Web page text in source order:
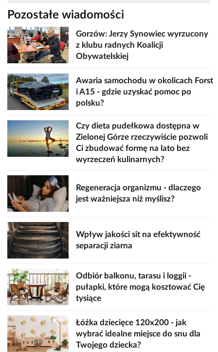
Pozostałe wiadomości
Gorzów: Jerzy Synowiec wyrzucony
z klubu radnych Koalicji
Obywatelskiej
Awaria samochodu w okolicach Forst
i A15 - gdzie uzyskać pomoc po
polsku?
Czy dieta pudełkowa dostępna w
Zielonej Górze rzeczywiście pozwoli
Ci zbudować formę na lato bez
wyrzeczeń kulinarnych?
Regeneracja organizmu - dlaczego
jest ważniejsza niż myślisz?
Wpływ jakości sit na efektywność
separacji ziarna
Odbiór balkonu, tarasu i loggii -
pułapki, które mogą kosztować Cię
tysiące
Łóżka dziecięce 120x200 - jak
wybrać idealne miejsce do snu dla
Twojego dziecka?